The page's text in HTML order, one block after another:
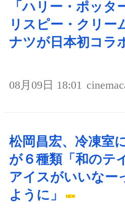
「ハリー・ポッタ
リスピー・クリー
ナツが日本初コラ
08月09日 18:01
松岡昌宏、冷凍室
が６種類「和のテ
アイスがいいなー
ように」